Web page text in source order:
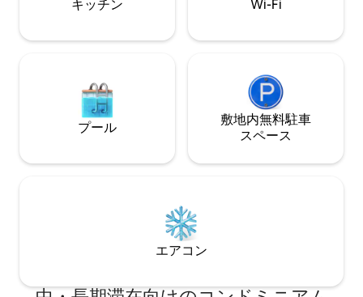
キッチン Wi-Fi
プール
敷地内無料駐⁠車
ス⁠ペ⁠ー⁠ス
エアコン